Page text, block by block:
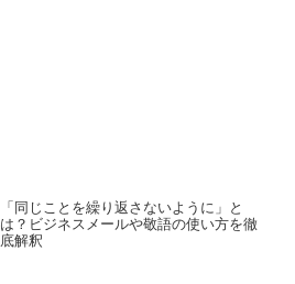
「同じことを繰り返さないように」と
は？ビジネスメールや敬語の使い方を徹
底解釈